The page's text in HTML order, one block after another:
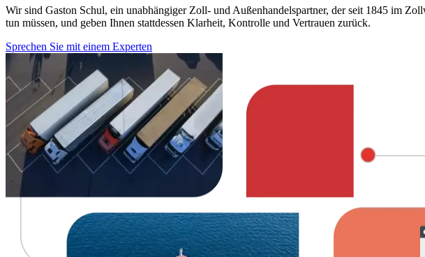
Wir sind Gaston Schul, ein unabhängiger Zoll- und Außenhandelspartner, der seit 1845 im
tun müssen, und geben Ihnen stattdessen Klarheit, Kontrolle und Vertrauen zurück.
Sprechen Sie mit einem Experten